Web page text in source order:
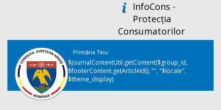
InfoCons -
Protecția
Consumatorilor
Primăria Teiu
$journalContentUtil.getContent($group_id,
$footerContent.getArticleId(), "", "$locale",
$theme_display)